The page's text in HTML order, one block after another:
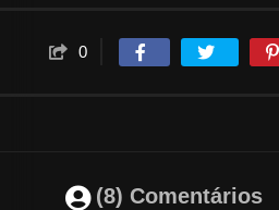
0
(8) Comentários